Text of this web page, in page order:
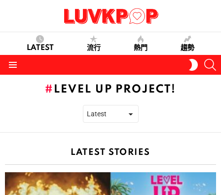
LATEST 流行 熱門 趨勢
SKIN
LEVEL UP PROJECT!
LATEST STORIES